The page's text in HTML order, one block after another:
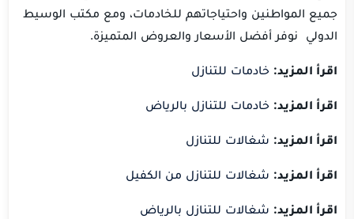
جميع المواطنين واحتياجاتهم للخادمات، ومع مكتب الوسيط
الدولي نوفر أفضل الأسعار والعروض المتميزة.
اقرأ المزيد: خادمات للتنازل
اقرأ المزيد: خادمات للتنازل بالرياض
اقرأ المزيد: شغالات للتنازل
اقرأ المزيد: شغالات للتنازل من الكفيل
اقرأ المزيد: شغالات للتنازل بالرياض